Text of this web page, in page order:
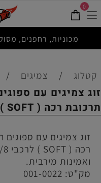
מכוניות, רחפנים,
0
קטלוג / צמיגים /
זוג צמיגים עם
תרכובת רכה ( SOFT ) לרכבי 1/8 באגי
זוג צמיגים עם
ואמינות מירבית.
מק"ט: 001-0022